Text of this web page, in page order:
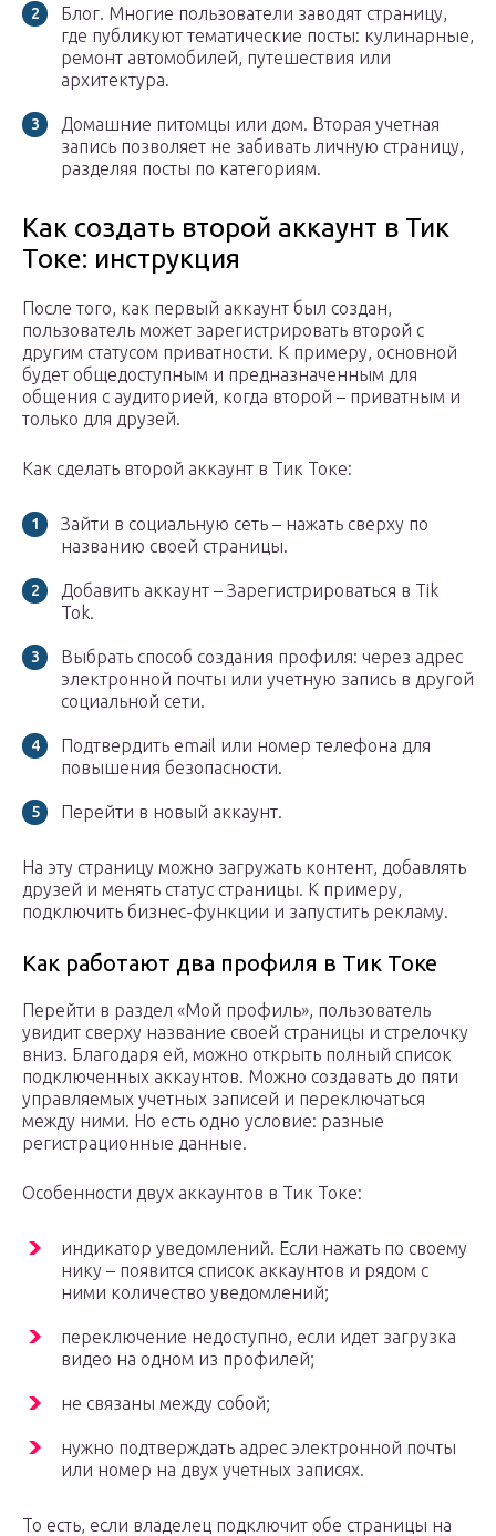
Блог. Многие пользователи заводят страницу,
где публикуют тематические посты: кулинарные,
ремонт автомобилей, путешествия или
архитектура.
Домашние питомцы или дом. Вторая учетная
запись позволяет не забивать личную страницу,
разделяя посты по категориям.
Как создать второй аккаунт в Тик
Токе: инструкция
После того, как первый аккаунт был создан,
пользователь может зарегистрировать второй с
другим статусом приватности. К примеру, основной
будет общедоступным и предназначенным для
общения с аудиторией, когда второй – приватным и
только для друзей.
Как сделать второй аккаунт в Тик Токе:
Зайти в социальную сеть – нажать сверху по
названию своей страницы.
Добавить аккаунт – Зарегистрироваться в Tik
Tok.
Выбрать способ создания профиля: через адрес
электронной почты или учетную запись в другой
социальной сети.
Подтвердить email или номер телефона для
повышения безопасности.
Перейти в новый аккаунт.
На эту страницу можно загружать контент, добавлять
друзей и менять статус страницы. К примеру,
подключить бизнес-функции и запустить рекламу.
Как работают два профиля в Тик Токе
Перейти в раздел «Мой профиль», пользователь
увидит сверху название своей страницы и стрелочку
вниз. Благодаря ей, можно открыть полный список
подключенных аккаунтов. Можно создавать до пяти
управляемых учетных записей и переключаться
между ними. Но есть одно условие: разные
регистрационные данные.
Особенности двух аккаунтов в Тик Токе:
индикатор уведомлений. Если нажать по своему
нику – появится список аккаунтов и рядом с
ними количество уведомлений;
переключение недоступно, если идет загрузка
видео на одном из профилей;
не связаны между собой;
нужно подтверждать адрес электронной почты
или номер на двух учетных записях.
То есть, если владелец подключит обе страницы на